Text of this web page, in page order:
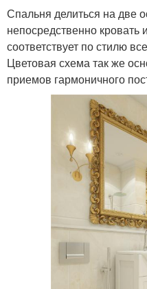
Спальня делиться на две
непосредственно кровать
соответствует по стилю
Цветовая схема так же
приемов гармоничного